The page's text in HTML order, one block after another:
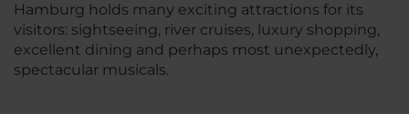
Hamburg holds many exciting attractions for its
visitors: sightseeing, river cruises, luxury shopping,
excellent dining and perhaps most unexpectedly,
spectacular musicals.